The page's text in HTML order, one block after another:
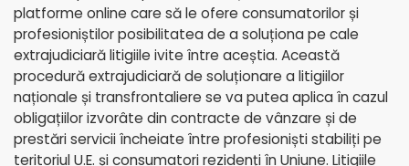
platforme online care să le ofere consumatorilor și
profesioniștilor posibilitatea de a soluționa pe cale
extrajudiciară litigiile ivite între aceștia. Această
procedură extrajudiciară de soluționare a litigiilor
naționale și transfrontaliere se va putea aplica în cazul
obligațiilor izvorâte din contracte de vânzare și de
prestări servicii încheiate între profesioniști stabiliți pe
teritoriul U.E. și consumatori rezidenți în Uniune. Litigiile